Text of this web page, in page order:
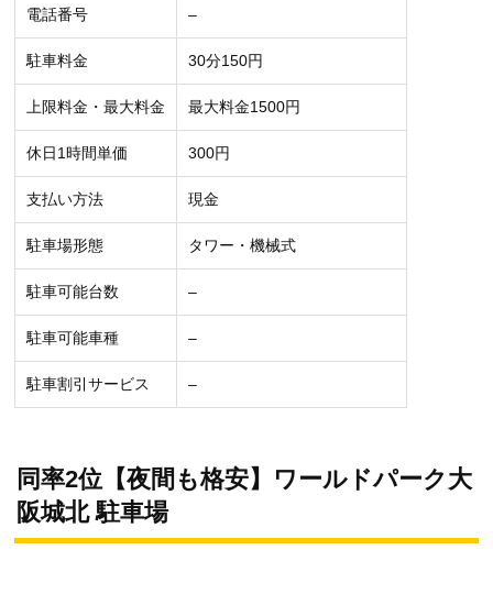
電話番号 –
駐車料金 30分150円
上限料金・最大料金 最大料金1500円
休日1時間単価 300円
支払い方法 現金
駐車場形態 タワー・機械式
駐車可能台数 –
駐車可能車種 –
駐車割引サービス –
同率2位【夜間も格安】ワールドパーク大
阪城北 駐車場